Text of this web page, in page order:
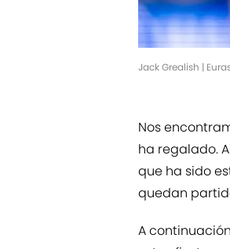
Jack Grealish |
Nos
ha regalado.
que ha sido
quedan
A